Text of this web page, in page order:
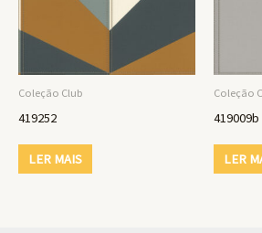
Coleção Club
419252
LER MAIS
Coleção
419009b
LER